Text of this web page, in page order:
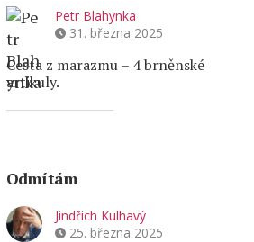
Petr Blahynka
31. března 2025
Cesta z marazmu – 4 brněnské
artikuly.
Odmítám
Jindřich Kulhavý
25. března 2025